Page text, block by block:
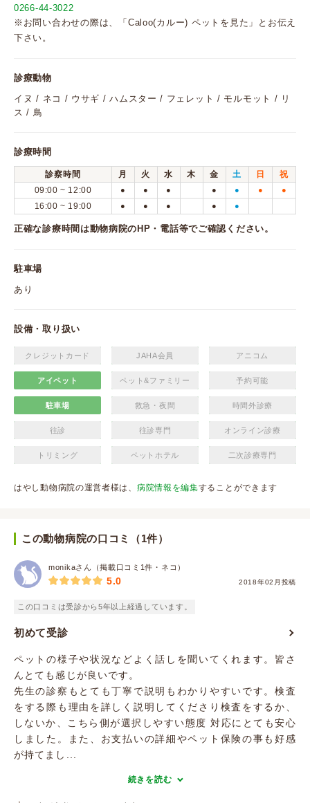
0266-44-3022
※お問い合わせの際は、「Caloo(カルー) ペットを見た」とお伝え
下さい。
診療動物
イヌ / ネコ / ウサギ / ハムスター / フェレット / モルモット / リ
ス / 鳥
診療時間
診察時間 月 火 水 木 金 土 日
祝
09:00 ~ 12:00
● ● ● ● ● ● ●
16:00 ~ 19:00 ● ● ● ● ●
正確な診療時間は動物病院のHP・電話等でご確認ください。
駐車場
あり
設備・取り扱い
クレジットカード JAHA会員 アニコム
アイペット ペット&ファミリー 予約可能
駐車場 救急・夜間 時間外診療
往診 往診専門 オンライン診療
トリミング ペットホテル 二次診療専門
はやし動物病院の運営者様は、 病院情報を編集することができます
この動物病院の口コミ（1件）
monikaさん（掲載口コミ1件・ネコ）
2018年02月投稿
5.0
この口コミは受診から5年以上経過しています。
初めて受診
ペットの様子や状況などよく話しを聞いてくれます。皆さ
んとても感じが良いです。
先生の診察もとても丁寧で説明もわかりやすいです。検査
をする際も理由を詳しく説明してくださり検査をするか、
しないか、こちら側が選択しやすい態度 対応にとても安心
しました。また、お支払いの詳細やペット保険の事も好感
が持てまし...
続きを読む